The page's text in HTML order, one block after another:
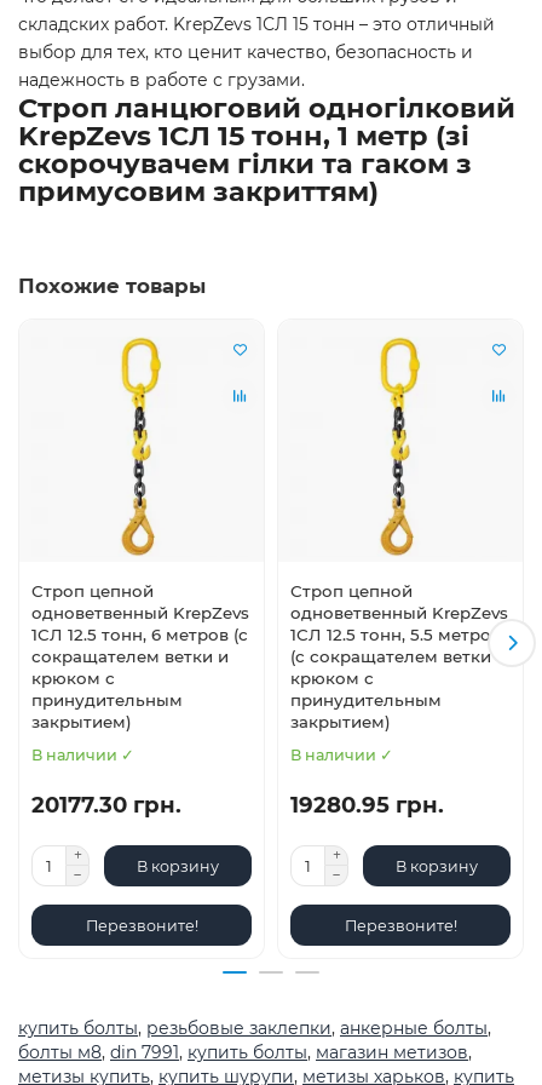
складских работ. KrepZevs 1СЛ 15 тонн – это отличный
выбор для тех, кто ценит качество, безопасность и
надежность в работе с грузами.
Строп ланцюговий одногілковий
KrepZevs 1СЛ 15 тонн, 1 метр (зі
скорочувачем гілки та гаком з
примусовим закриттям)
Похожие товары
Строп цепной
одноветвенный KrepZevs
1СЛ 12.5 тонн, 6 метров (с
сокращателем ветки и
крюком с
принудительным
закрытием)
В наличии ✓
20177.30 грн.
В корзину
Перезвоните!
Строп цепной
одноветвенный KrepZevs
1СЛ 12.5 тонн, 5.5 метров
(с сокращателем ветки и
крюком с
принудительным
закрытием)
В наличии ✓
19280.95 грн.
В корзину
Перезвоните!
купить болты, резьбовые заклепки, анкерные болты,
болты м8, din 7991, купить болты, магазин метизов,
метизы купить, купить шурупи, метизы харьков, купить